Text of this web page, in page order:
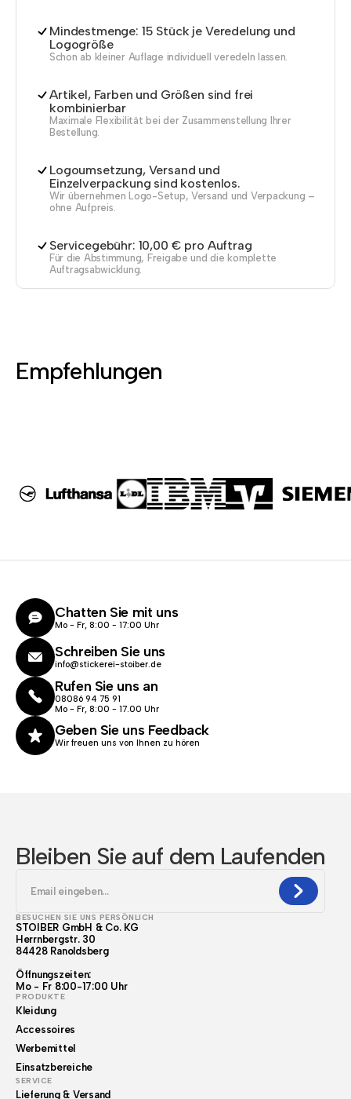
Mindestmenge: 15 Stück je Veredelung und
Logogröße
Schon ab kleiner Auflage individuell veredeln lassen.
Artikel, Farben und Größen sind frei
kombinierbar
Maximale Flexibilität bei der Zusammenstellung Ihrer
Bestellung.
Logoumsetzung, Versand und
Einzelverpackung sind kostenlos.
Wir übernehmen Logo-Setup, Versand und Verpackung –
ohne Aufpreis.
Servicegebühr: 10,00 € pro Auftrag
Für die Abstimmung, Freigabe und die komplette
Auftragsabwicklung.
Empfehlungen
Chatten Sie mit uns
Mo - Fr, 8:00 - 17:00 Uhr
Schreiben Sie uns
info@stickerei-stoiber.de
Rufen Sie uns an
08086 94 75 91
Mo - Fr, 8:00 - 17.00 Uhr
Geben Sie uns Feedback
Wir freuen uns von Ihnen zu hören
Bleiben Sie auf dem Laufenden
BESUCHEN SIE UNS PERSÖNLICH
STOIBER GmbH & Co. KG
Herrnbergstr. 30
84428 Ranoldsberg
Öffnungszeiten:
Mo - Fr 8:00-17:00 Uhr
PRODUKTE
Kleidung
Accessoires
Werbemittel
Einsatzbereiche
SERVICE
Lieferung & Versand